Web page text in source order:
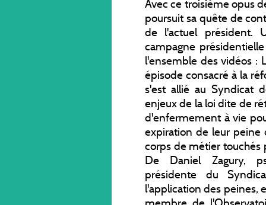
Avec ce troisième opus
poursuit sa quête de
de l'actuel président.
campagne
l'ensemble des vidéos :
épisode consacré à la
s'est allié au Syndicat
enjeux de la loi dite de
d'enfermement à vie
expiration de leur peine
corps de métier touchés
De Daniel Zagury,
présidente du
l'application des peines,